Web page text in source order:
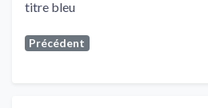
titre bleu
Précédent